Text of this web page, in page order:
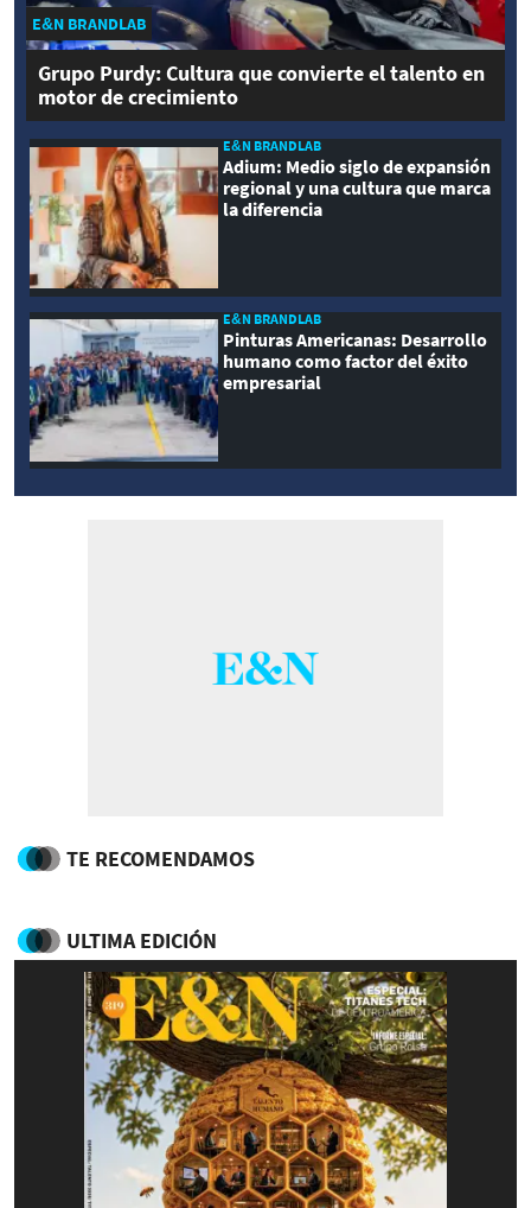
E&N BRANDLAB
Grupo Purdy: Cultura que convierte el talento en
motor de crecimiento
E&N BRANDLAB
Adium: Medio siglo de expansión
regional y una cultura que marca
la diferencia
E&N BRANDLAB
Pinturas Americanas: Desarrollo
humano como factor del éxito
empresarial
TE RECOMENDAMOS
ULTIMA EDICIÓN